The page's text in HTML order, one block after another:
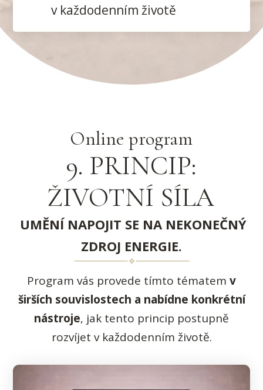
v každodenním životě
Online program
9. PRINCIP:
ŽIVOTNÍ SÍLA
UMĚNÍ NAPOJIT SE NA NEKONEČNÝ
ZDROJ ENERGIE.
Program vás provede tímto tématem v
širších souvislostech a nabídne konkrétní
nástroje, jak tento princip postupně
rozvíjet v každodenním životě.